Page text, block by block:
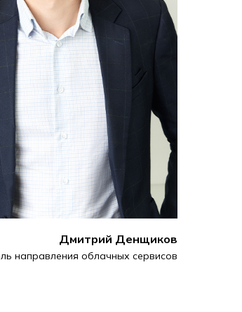
Дмитрий Денщиков
направления облачных сервисов